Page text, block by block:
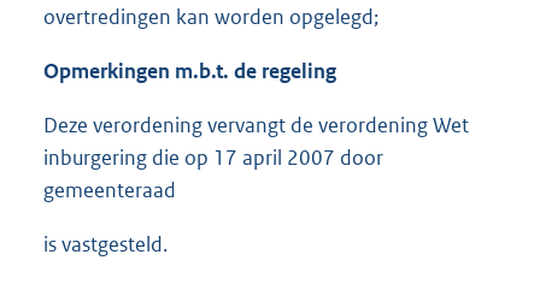
overtredingen kan worden opgelegd;
Opmerkingen m.b.t. de regeling
Deze verordening vervangt de verordening Wet
inburgering die op 17 april 2007 door
gemeenteraad
is vastgesteld.